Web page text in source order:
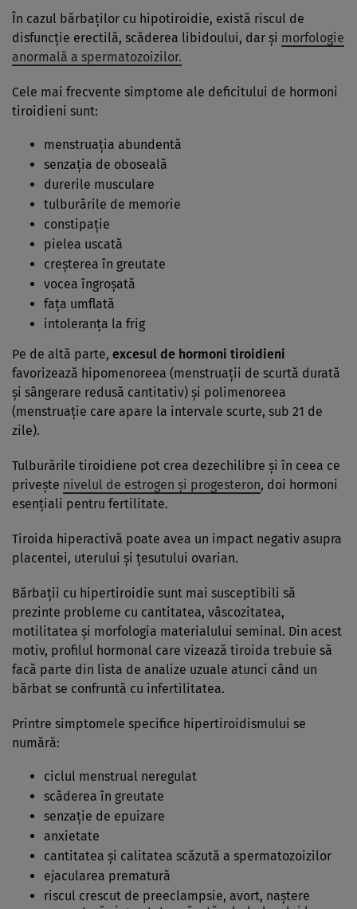
În cazul bărbaților cu hipotiroidie, există riscul de
disfuncție erectilă, scăderea libidoului, dar și morfologie
anormală a spermatozoizilor.
Cele mai frecvente simptome ale deficitului de hormoni
tiroidieni sunt:
menstruația abundentă
senzația de oboseală
durerile musculare
tulburările de memorie
constipație
pielea uscată
creșterea în greutate
vocea îngroșată
fața umflată
intoleranța la frig
Pe de altă parte, excesul de hormoni tiroidieni
favorizează hipomenoreea (menstruații de scurtă durată
și sângerare redusă cantitativ) și polimenoreea
(menstruație care apare la intervale scurte, sub 21 de
zile).
Tulburările tiroidiene pot crea dezechilibre și în ceea ce
privește nivelul de estrogen și progesteron, doi hormoni
esențiali pentru fertilitate.
Tiroida hiperactivă poate avea un impact negativ asupra
placentei, uterului și țesutului ovarian.
Bărbații cu hipertiroidie sunt mai susceptibili să
prezinte probleme cu cantitatea, vâscozitatea,
motilitatea și morfologia materialului seminal. Din acest
motiv, profilul hormonal care vizează tiroida trebuie să
facă parte din lista de analize uzuale atunci când un
bărbat se confruntă cu infertilitatea.
Printre simptomele specifice hipertiroidismului se
numără:
ciclul menstrual neregulat
scăderea în greutate
senzație de epuizare
anxietate
cantitatea și calitatea scăzută a spermatozoizilor
ejacularea prematură
riscul crescut de preeclampsie, avort, naștere